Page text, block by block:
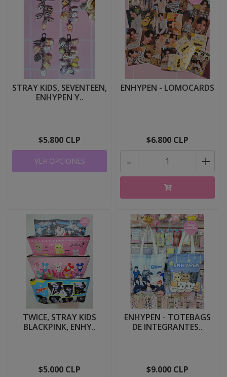
STRAY KIDS, SEVENTEEN,
ENHYPEN Y..
$5.800 CLP
VER OPCIONES
ENHYPEN - LOMOCARDS
$6.800 CLP
+
-
TWICE, STRAY KIDS
BLACKPINK, ENHY..
$5.000 CLP
ENHYPEN - TOTEBAGS
DE INTEGRANTES..
$9.000 CLP